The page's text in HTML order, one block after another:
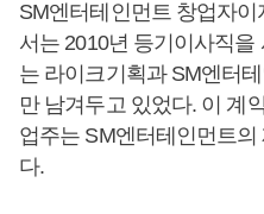
SM엔터테인먼트 창업자
서는 2010년 등기이사직
는 라이크기획과 SM엔터
만 남겨두고 있었다. 이 계
업주는 SM엔터테인먼트
다.